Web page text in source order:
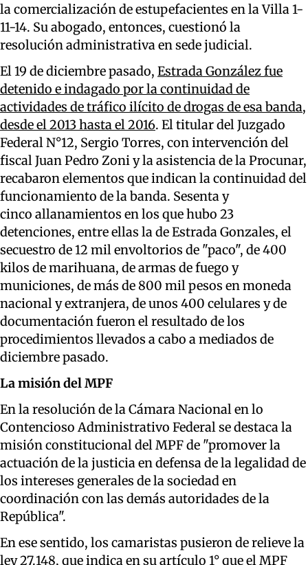
la comercialización de estupefacientes en la Villa 1-
11-14. Su abogado, entonces, cuestionó la
resolución administrativa en sede judicial.
El 19 de diciembre pasado, Estrada González fue
detenido e indagado por la continuidad de
actividades de tráfico ilícito de drogas de esa banda,
desde el 2013 hasta el 2016. El titular del Juzgado
Federal N°12, Sergio Torres, con intervención del
fiscal Juan Pedro Zoni y la asistencia de la Procunar,
recabaron elementos que indican la continuidad del
funcionamiento de la banda. Sesenta y
cinco allanamientos en los que hubo 23
detenciones, entre ellas la de Estrada Gonzales, el
secuestro de 12 mil envoltorios de "paco", de 400
kilos de marihuana, de armas de fuego y
municiones, de más de 800 mil pesos en moneda
nacional y extranjera, de unos 400 celulares y de
documentación fueron el resultado de los
procedimientos llevados a cabo a mediados de
diciembre pasado.
La misión del MPF
En la resolución de la Cámara Nacional en lo
Contencioso Administrativo Federal se destaca la
misión constitucional del MPF de "promover la
actuación de la justicia en defensa de la legalidad de
los intereses generales de la sociedad en
coordinación con las demás autoridades de la
República".
En ese sentido, los camaristas pusieron de relieve la
ley 27.148, que indica en su artículo 1° que el MPF